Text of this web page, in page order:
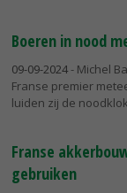
Boeren in nood
09-09-2024- Michel
Franse premier
luiden zij de
Franse
gebruiken